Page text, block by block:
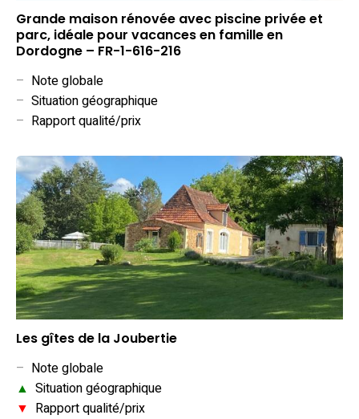
Grande maison rénovée avec piscine privée et
parc, idéale pour vacances en famille en
Dordogne – FR-1-616-216
– Note globale
– Situation géographique
– Rapport qualité/prix
Les gîtes de la Joubertie
– Note globale
▲ Situation géographique
▼ Rapport qualité/prix